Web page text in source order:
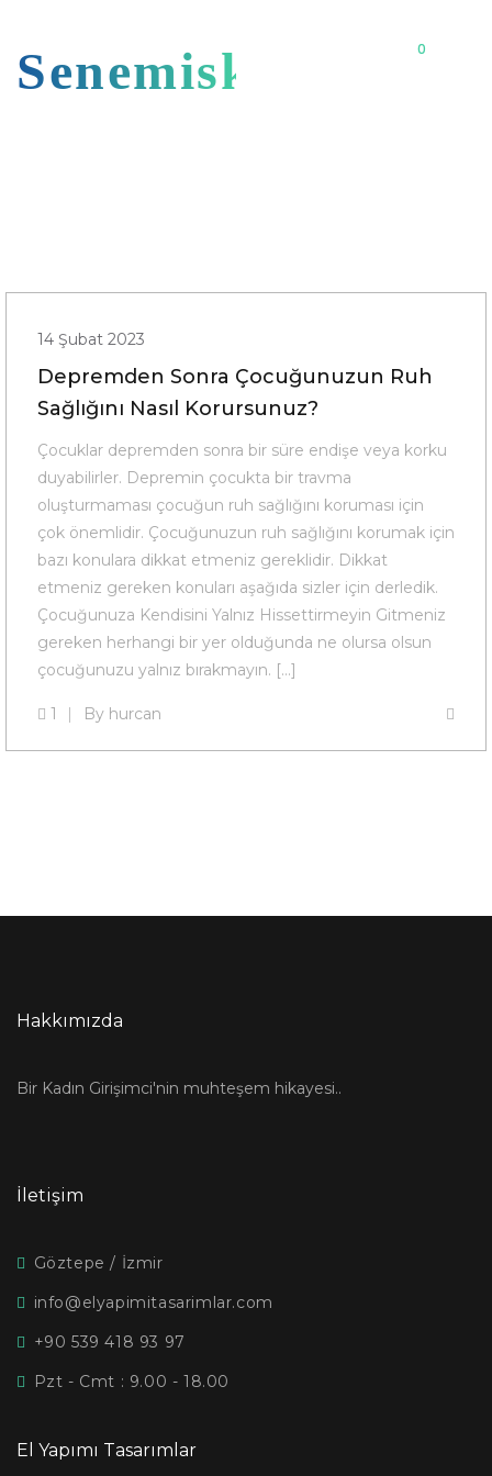
Senemiskoo 0
14 Şubat 2023
Depremden Sonra Çocuğunuzun Ruh
Sağlığını Nasıl Korursunuz?
Çocuklar depremden sonra bir süre endişe veya korku
duyabilirler. Depremin çocukta bir travma
oluşturmaması çocuğun ruh sağlığını koruması için
çok önemlidir. Çocuğunuzun ruh sağlığını korumak için
bazı konulara dikkat etmeniz gereklidir. Dikkat
etmeniz gereken konuları aşağıda sizler için derledik.
Çocuğunuza Kendisini Yalnız Hissettirmeyin Gitmeniz
gereken herhangi bir yer olduğunda ne olursa olsun
çocuğunuzu yalnız bırakmayın. […]
1 By hurcan
Hakkımızda
Bir Kadın Girişimci'nin muhteşem hikayesi..
İletişim
Göztepe / İzmir
info@elyapimitasarimlar.com
+90 539 418 93 97
Pzt - Cmt : 9.00 - 18.00
El Yapımı Tasarımlar